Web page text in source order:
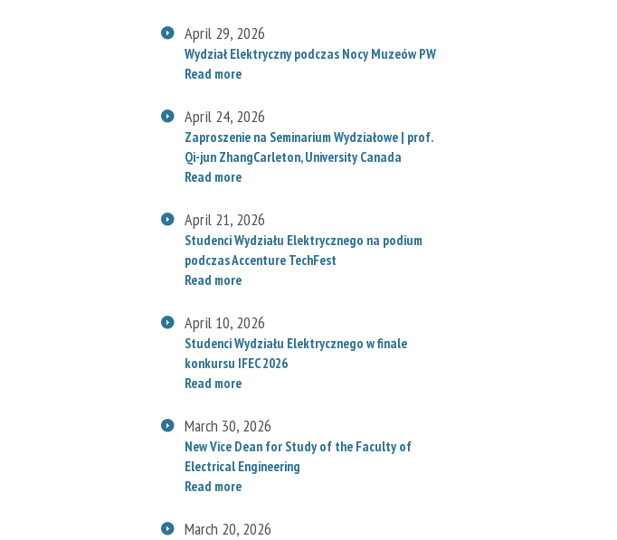
April 29, 2026
Wydział Elektryczny podczas Nocy Muzeów PW
Read more
April 24, 2026
Zaproszenie na Seminarium Wydziałowe | prof.
Qi-jun ZhangCarleton, University Canada
Read more
April 21, 2026
Studenci Wydziału Elektrycznego na podium
podczas Accenture TechFest
Read more
April 10, 2026
Studenci Wydziału Elektrycznego w finale
konkursu IFEC 2026
Read more
March 30, 2026
New Vice Dean for Study of the Faculty of
Electrical Engineering
Read more
March 20, 2026